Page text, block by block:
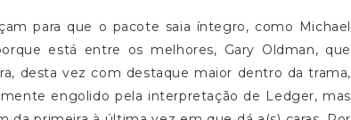
para que o pacote saia íntegro, como Michael
está entre os melhores, Gary Oldman, que
desta vez com destaque maior dentro da trama,
engolido pela interpretação de Ledger, mas